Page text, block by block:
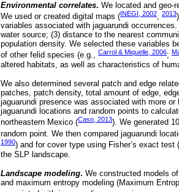
Environmental correlates. We located and geo-
We used or created digital maps (INEGI, 2002, 2013
variables associated with jaguarundi
water source; (3) distance to the nearest
population density. We selected these variables
of other felid species (e.g., Carrol & Miquelle, 2006;
altered habitats, as well as characteristics of
We also determined several patch and edge
patches, patch density, total amount of edge,
jaguarundi presence was associated with more
jaguarundi locations and random points to
northeastern Mexico (Caso, 2013). We generated
random point. We then compared jaguarundi
1990) and for cover type using Fisher’s exact test (
the SLP landscape.
Landscape modeling. We constructed models
and maximum entropy modeling (Maximum